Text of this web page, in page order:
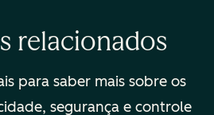
relacionados
para saber mais sobre os
segurança e controle